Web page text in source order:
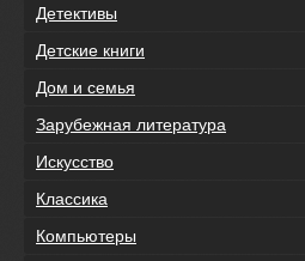
Детективы
Детские книги
Дом и семья
Зарубежная литература
Искусство
Классика
Компьютеры